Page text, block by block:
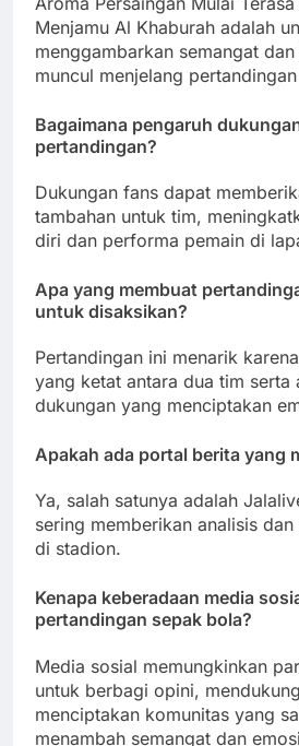
Menjamu Al Khaburah adalah
menggambarkan semangat
muncul menjelang
Bagaimana pengaruh
pertandingan?
Dukungan fans dapat
tambahan untuk tim,
diri dan performa pemain di
Apa yang membuat
untuk disaksikan?
Pertandingan ini menarik
yang ketat antara dua tim serta
dukungan yang menciptakan
Apakah ada portal berita yang
Ya, salah satunya adalah
sering memberikan analisis
di stadion.
Kenapa keberadaan media
pertandingan sepak bola?
Media sosial memungkinkan
untuk berbagi opini,
menciptakan komunitas yang
menambah semangat dan